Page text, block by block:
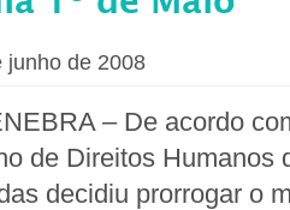
junho de 2008
– De acordo
de Direitos Humanos
decidiu prorrogar o